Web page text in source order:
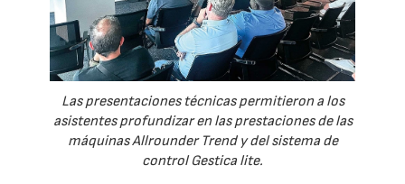
Las presentaciones técnicas permitieron a los
asistentes profundizar en las prestaciones de las
máquinas Allrounder Trend y del sistema de
control Gestica lite.